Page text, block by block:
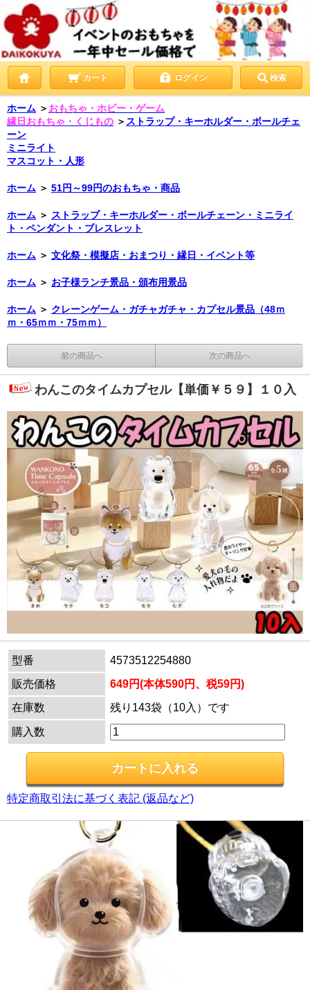
カート ログイン 検索
ホーム ＞ おもちゃ・ホビー・ゲーム
縁日おもちゃ・くじもの ＞ ストラップ・キーホルダー・ボールチェ
ーン
ミニライト
マスコット・人形
ホーム ＞ 51円～99円のおもちゃ・商品
ホーム ＞ ストラップ・キーホルダー・ボールチェーン・ミニライ
ト・ペンダント・ブレスレット
ホーム ＞ 文化祭・模擬店・おまつり・縁日・イベント等
ホーム ＞ お子様ランチ景品・頒布用景品
ホーム ＞ クレーンゲーム・ガチャガチャ・カプセル景品（48ｍ
ｍ・65ｍｍ・75ｍｍ）
前の商品へ 次の商品へ
わんこのタイムカプセル【単価￥５９】１０入
型番
4573512254880
販売価格
649円(本体590円、税59円)
在庫数
残り143袋（10入）です
購入数
特定商取引法に基づく表記 (返品など)